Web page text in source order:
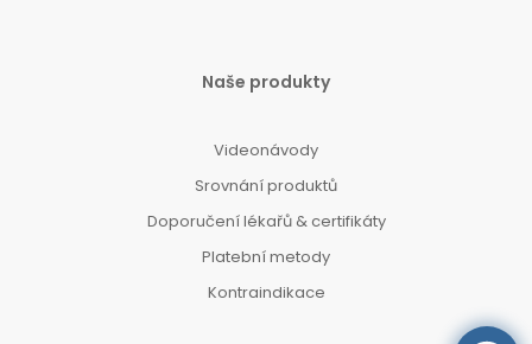
Naše produkty
Videonávody
Srovnání produktů
Doporučení lékařů & certifikáty
Platební metody
Kontraindikace